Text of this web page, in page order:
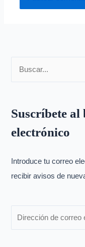
c
a
p
o
Suscríbete
electrónico
Introduce tu correo
recibir avisos de